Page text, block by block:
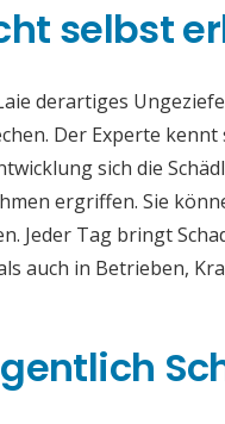
selbst
derartiges
Der Experte
sich die
ergriffen. Sie
Jeder Tag bringt
auch in Betrieben,